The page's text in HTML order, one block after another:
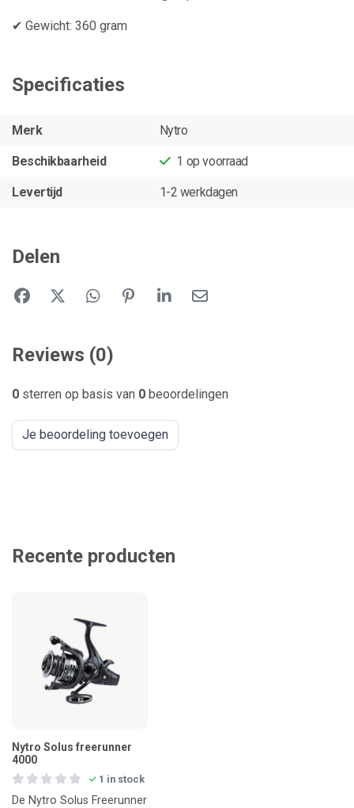
✔ Gewicht: 360 gram
Specificaties
Merk Nytro
Beschikbaarheid 1 op voorraad
Levertijd 1-2 werkdagen
Delen
Reviews (0)
0 sterren op basis van 0 beoordelingen
Je beoordeling toevoegen
Recente producten
Nytro Solus freerunner
4000
1 in stock
De Nytro Solus Freerunner